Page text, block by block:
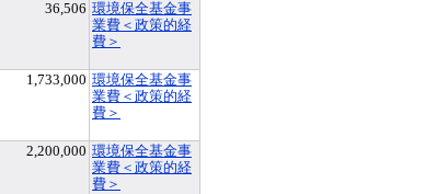
36,506 環境保全基金事
業費＜政策的経
費＞
1,733,000 環境保全基金事
業費＜政策的経
費＞
2,200,000 環境保全基金事
業費＜政策的経
費＞